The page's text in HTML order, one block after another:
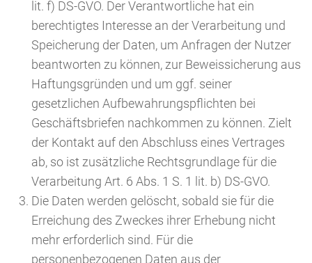
lit. f) DS-GVO. Der Verantwortliche hat ein
berechtigtes Interesse an der Verarbeitung und
Speicherung der Daten, um Anfragen der Nutzer
beantworten zu können, zur Beweissicherung aus
Haftungsgründen und um ggf. seiner
gesetzlichen Aufbewahrungspflichten bei
Geschäftsbriefen nachkommen zu können. Zielt
der Kontakt auf den Abschluss eines Vertrages
ab, so ist zusätzliche Rechtsgrundlage für die
Verarbeitung Art. 6 Abs. 1 S. 1 lit. b) DS-GVO.
Die Daten werden gelöscht, sobald sie für die
Erreichung des Zweckes ihrer Erhebung nicht
mehr erforderlich sind. Für die
personenbezogenen Daten aus der